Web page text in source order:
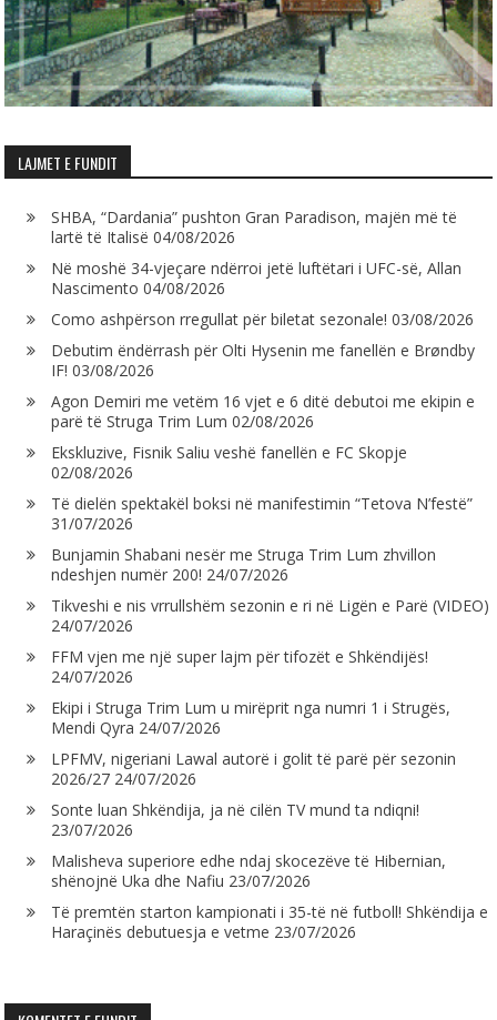
LAJMET E FUNDIT
SHBA, “Dardania” pushton Gran Paradison, majën më të
lartë të Italisë 04/08/2026
Në moshë 34-vjeçare ndërroi jetë luftëtari i UFC-së, Allan
Nascimento 04/08/2026
Como ashpërson rregullat për biletat sezonale! 03/08/2026
Debutim ëndërrash për Olti Hysenin me fanellën e Brøndby
IF! 03/08/2026
Agon Demiri me vetëm 16 vjet e 6 ditë debutoi me ekipin e
parë të Struga Trim Lum 02/08/2026
Ekskluzive, Fisnik Saliu veshë fanellën e FC Skopje
02/08/2026
Të dielën spektakël boksi në manifestimin “Tetova N’festë”
31/07/2026
Bunjamin Shabani nesër me Struga Trim Lum zhvillon
ndeshjen numër 200! 24/07/2026
Tikveshi e nis vrrullshëm sezonin e ri në Ligën e Parë (VIDEO)
24/07/2026
FFM vjen me një super lajm për tifozët e Shkëndijës!
24/07/2026
Ekipi i Struga Trim Lum u mirëprit nga numri 1 i Strugës,
Mendi Qyra 24/07/2026
LPFMV, nigeriani Lawal autorë i golit të parë për sezonin
2026/27 24/07/2026
Sonte luan Shkëndija, ja në cilën TV mund ta ndiqni!
23/07/2026
Malisheva superiore edhe ndaj skocezëve të Hibernian,
shënojnë Uka dhe Nafiu 23/07/2026
Të premtën starton kampionati i 35-të në futboll! Shkëndija e
Haraçinës debutuesja e vetme 23/07/2026